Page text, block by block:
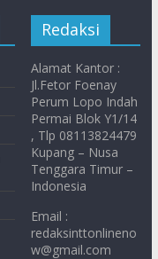
Redaksi
Alamat Kantor :
Jl.Fetor Foenay
Perum Lopo Indah
Permai Blok Y1/14
, Tlp 08113824479
Kupang – Nusa
Tenggara Timur –
Indonesia
Email :
redaksinttonlineno
w@gmail.com